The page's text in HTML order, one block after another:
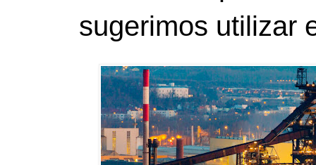
sugerimos utilizar